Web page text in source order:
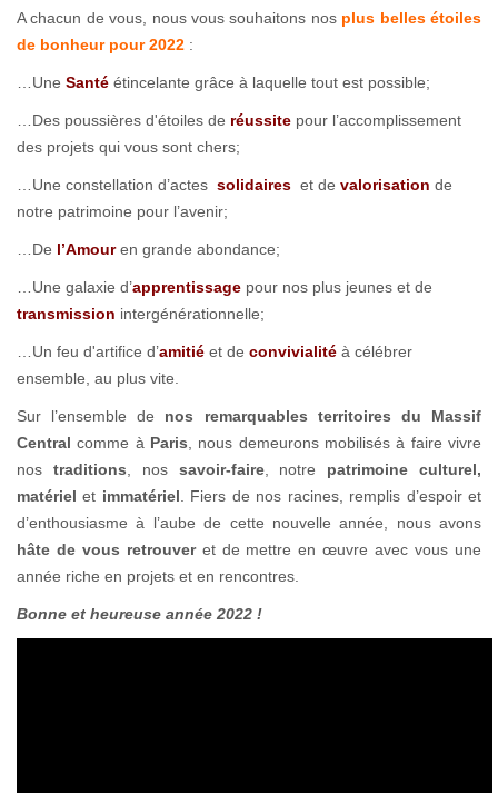
A chacun de vous, nous vous souhaitons nos plus belles étoiles
de bonheur pour 2022 :
…Une Santé étincelante grâce à laquelle tout est possible;
…Des poussières d'étoiles de réussite pour l’accomplissement
des projets qui vous sont chers;
…Une constellation d’actes solidaires et de valorisation de
notre patrimoine pour l’avenir;
…De l’Amouren grande abondance;
…Une galaxie d’apprentissage pour nos plus jeunes et de
transmission intergénérationnelle;
…Un feu d'artifice d’amitié et de convivialité à célébrer
ensemble, au plus vite.
Sur l’ensemble de nos remarquables territoires du Massif
Central comme à Paris , nous demeurons mobilisés à faire vivre
nos traditions , nos savoir-faire, notre patrimoine culturel,
matériel et immatériel . Fiers de nos racines, remplis d’espoir et
d’enthousiasme à l’aube de cette nouvelle année, nous avons
hâte de vous retrouveret de mettre en œuvre avec vous une
année riche en projets et en rencontres.
Bonne et heureuse année 2022 !